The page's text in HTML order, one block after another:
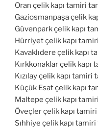
Oran çelik kapı tamiri
Gaziosmanpaşa çelik
Güvenpark çelik kapı
Hürriyet çelik kapı
Kavaklıdere çelik kapı
Kırkkonaklar çelik kapı
Kızılay çelik kapı tamiri
Küçük Esat çelik kapı
Maltepe çelik kapı
Öveçler çelik kapı
Sıhhiye çelik kapı